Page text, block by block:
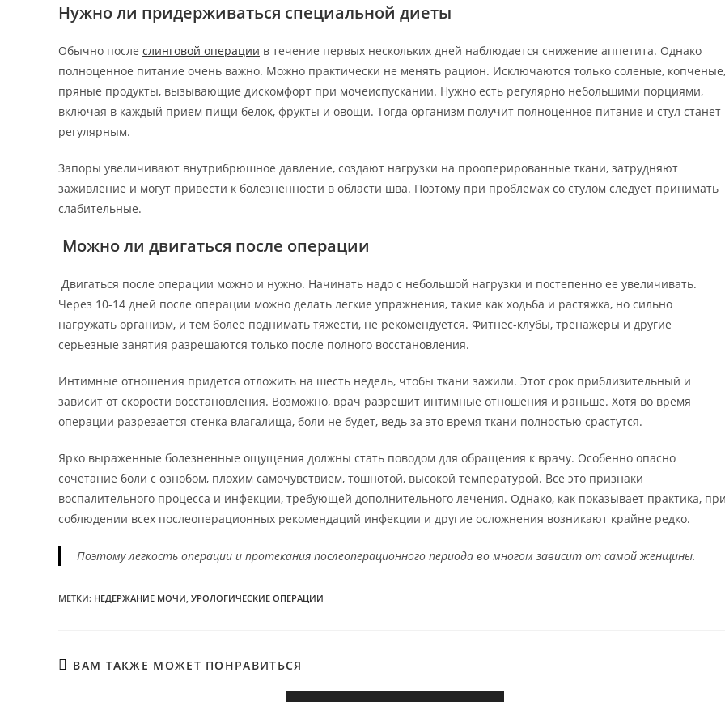
Нужно ли придерживаться специальной диеты
Обычно после слинговой операции в течение первых нескольких дней наблюдается снижение аппетита. Однако
полноценное питание очень важно. Можно практически не менять рацион. Исключаются только соленые, копченые,
пряные продукты, вызывающие дискомфорт при мочеиспускании. Нужно есть регулярно небольшими порциями,
включая в каждый прием пищи белок, фрукты и овощи. Тогда организм получит полноценное питание и стул станет
регулярным.
Запоры увеличивают внутрибрюшное давление, создают нагрузки на прооперированные ткани, затрудняют
заживление и могут привести к болезненности в области шва. Поэтому при проблемах со стулом следует принимать
слабительные.
Можно ли двигаться после операции
Двигаться после операции можно и нужно. Начинать надо с небольшой нагрузки и постепенно ее увеличивать.
Через 10-14 дней после операции можно делать легкие упражнения, такие как ходьба и растяжка, но сильно
нагружать организм, и тем более поднимать тяжести, не рекомендуется. Фитнес-клубы, тренажеры и другие
серьезные занятия разрешаются только после полного восстановления.
Интимные отношения придется отложить на шесть недель, чтобы ткани зажили. Этот срок приблизительный и
зависит от скорости восстановления. Возможно, врач разрешит интимные отношения и раньше. Хотя во время
операции разрезается стенка влагалища, боли не будет, ведь за это время ткани полностью срастутся.
Ярко выраженные болезненные ощущения должны стать поводом для обращения к врачу. Особенно опасно
сочетание боли с ознобом, плохим самочувствием, тошнотой, высокой температурой. Все это признаки
воспалительного процесса и инфекции, требующей дополнительного лечения. Однако, как показывает практика, при
соблюдении всех послеоперационных рекомендаций инфекции и другие осложнения возникают крайне редко.
Поэтому легкость операции и протекания послеоперационного периода во многом зависит от самой женщины.
МЕТКИ: НЕДЕРЖАНИЕ МОЧИ УРОЛОГИЧЕСКИЕ ОПЕРАЦИИ
ВАМ ТАКЖЕ МОЖЕТ ПОНРАВИТЬСЯ